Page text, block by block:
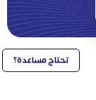
تحتاج مساعدة؟